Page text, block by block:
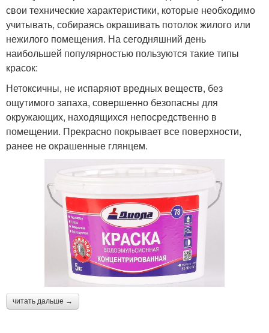
свои технические характеристики, которые необходимо
учитывать, собираясь окрашивать потолок жилого или
нежилого помещения. На сегодняшний день
наибольшей популярностью пользуются такие типы
красок:
Нетоксичны, не испаряют вредных веществ, без
ощутимого запаха, совершенно безопасны для
окружающих, находящихся непосредственно в
помещении. Прекрасно покрывает все поверхности,
ранее не окрашенные глянцем.
читать дальше →